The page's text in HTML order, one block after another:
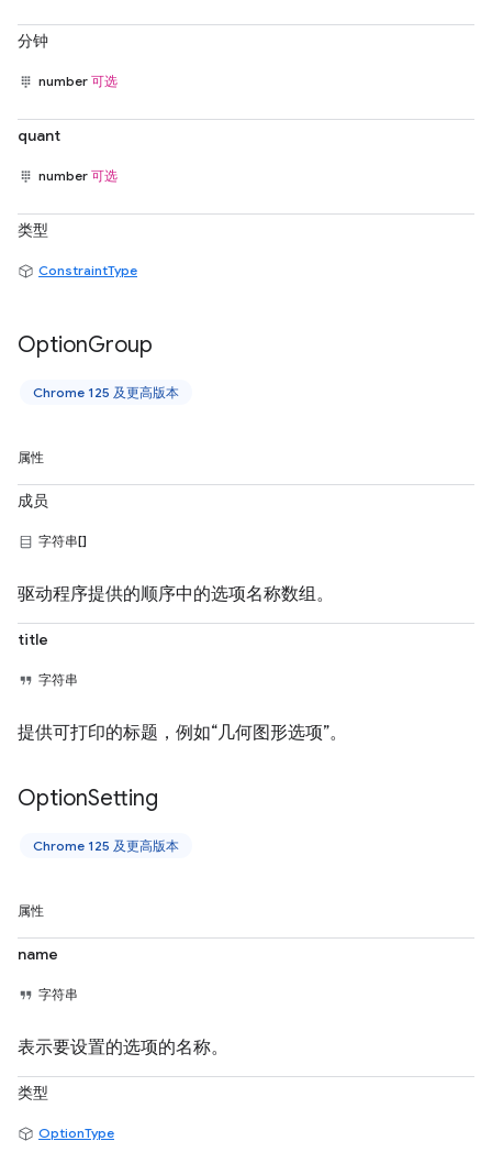
分钟
number 可选
quant
number 可选
类型
ConstraintType
OptionGroup
Chrome 125 及更高版本
属性
成员
字符串[]
驱动程序提供的顺序中的选项名称数组。
title
字符串
提供可打印的标题，例如“几何图形选项”。
OptionSetting
Chrome 125 及更高版本
属性
name
字符串
表示要设置的选项的名称。
类型
OptionType